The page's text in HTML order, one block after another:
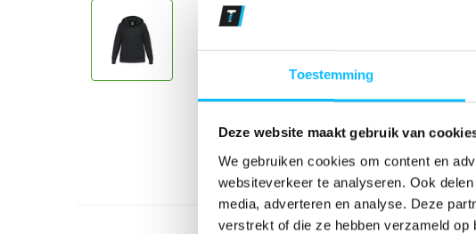
Toestemming
Deze website maakt gebruik van
We gebruiken cookies om content en
websiteverkeer te analyseren. Ook
media, adverteren en analyse. Deze
verstrekt of die ze hebben verzameld